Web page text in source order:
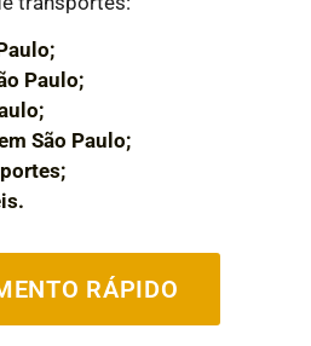
Paulo;
São Paulo;
RÁPIDO